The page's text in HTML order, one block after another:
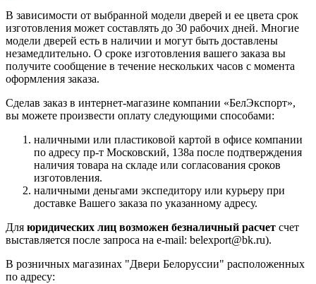
В зависимости от выбранной модели дверей и ее цвета срок
изготовления может составлять до 30 рабочих дней. Многие
модели дверей есть в наличии и могут быть доставлены
незамедлительно. О сроке изготовления вашего заказа вы
получите сообщение в течение нескольких часов с момента
оформления заказа.
Сделав заказ в интернет-магазине компании «БелЭкспорт»,
вы можете произвести оплату следующими способами:
наличными или пластиковой картой в офисе компании
по адресу пр-т Московский, 138а после подтверждения
наличия товара на складе или согласования сроков
изготовления.
наличными деньгами экспедитору или курьеру при
доставке Вашего заказа по указанному адресу.
Для юридических лиц возможен безналичный расчет счет
выставляется после запроса на e-mail: belexport@bk.ru).
В розничных магазинах "Двери Белоруссии" расположенных
по адресу: